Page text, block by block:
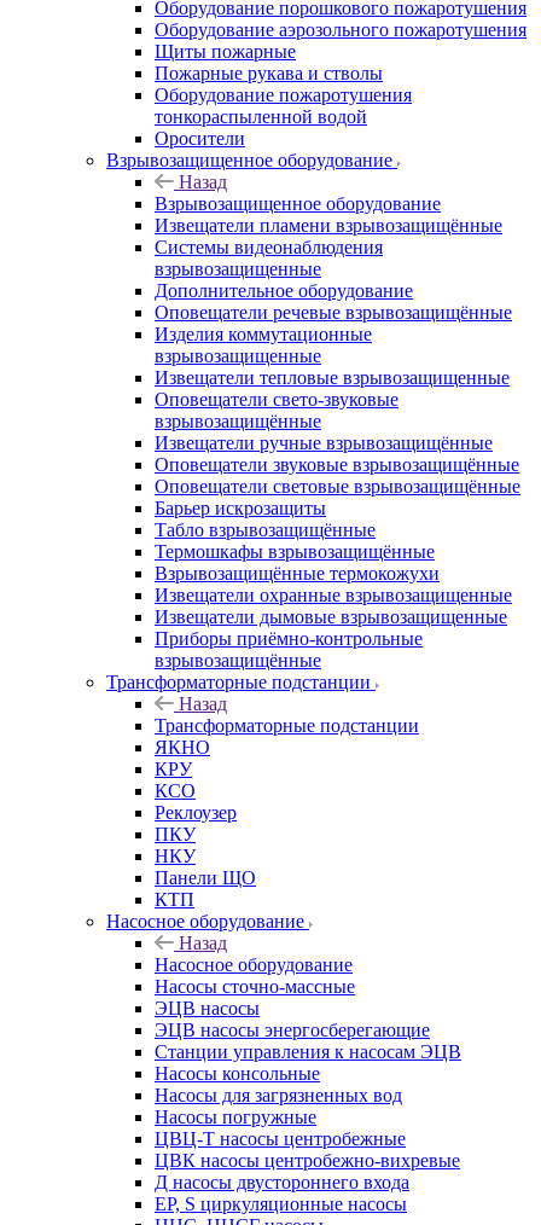
Оборудование порошкового пожаротушения
Оборудование аэрозольного пожаротушения
Щиты пожарные
Пожарные рукава и стволы
Оборудование пожаротушения
тонкораспыленной водой
Оросители
Взрывозащищенное оборудование
Назад
Взрывозащищенное оборудование
Извещатели пламени взрывозащищённые
Системы видеонаблюдения
взрывозащищенные
Дополнительное оборудование
Оповещатели речевые взрывозащищённые
Изделия коммутационные
взрывозащищенные
Извещатели тепловые взрывозащищенные
Оповещатели свето-звуковые
взрывозащищённые
Извещатели ручные взрывозащищённые
Оповещатели звуковые взрывозащищённые
Оповещатели световые взрывозащищённые
Барьер искрозащиты
Табло взрывозащищённые
Термошкафы взрывозащищённые
Взрывозащищённые термокожухи
Извещатели охранные взрывозащищенные
Извещатели дымовые взрывозащищенные
Приборы приёмно-контрольные
взрывозащищённые
Трансформаторные подстанции
Назад
Трансформаторные подстанции
ЯКНО
КРУ
КСО
Реклоузер
ПКУ
НКУ
Панели ЩО
КТП
Насосное оборудование
Назад
Насосное оборудование
Насосы сточно-массные
ЭЦВ насосы
ЭЦВ насосы энергосберегающие
Станции управления к насосам ЭЦВ
Насосы консольные
Насосы для загрязненных вод
Насосы погружные
ЦВЦ-Т насосы центробежные
ЦВК насосы центробежно-вихревые
Д насосы двустороннего входа
EP, S циркуляционные насосы